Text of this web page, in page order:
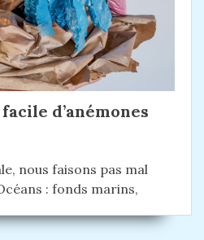
d’anémones
nous faisons pas mal
: fonds marins,